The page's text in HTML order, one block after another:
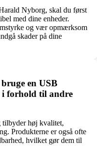
Nyborg, skal du først
med dine enheder.
og vær opmærksom
skader på dine
en USB
forhold til andre
høj kvalitet,
Produkterne er også ofte
hvilket gør dem til